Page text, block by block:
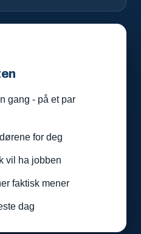
gang - på et par
for deg
vil ha jobben
faktisk mener
dag